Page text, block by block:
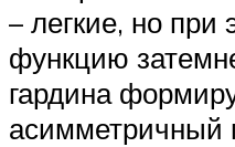
– легкие, но
функцию
гардина
асимметричный